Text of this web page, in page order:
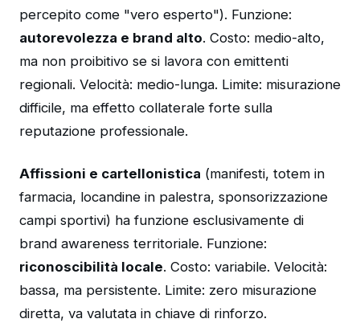
percepito come "vero esperto"). Funzione:
autorevolezza e brand alto. Costo: medio-alto,
ma non proibitivo se si lavora con emittenti
regionali. Velocità: medio-lunga. Limite: misurazione
difficile, ma effetto collaterale forte sulla
reputazione professionale.
Affissioni e cartellonistica (manifesti, totem in
farmacia, locandine in palestra, sponsorizzazione
campi sportivi) ha funzione esclusivamente di
brand awareness territoriale. Funzione:
riconoscibilità locale. Costo: variabile. Velocità:
bassa, ma persistente. Limite: zero misurazione
diretta, va valutata in chiave di rinforzo.